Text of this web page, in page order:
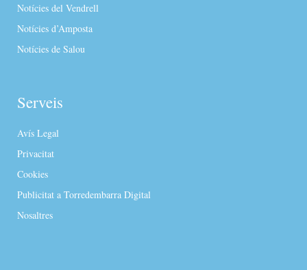
Notícies del Vendrell
Notícies d’Amposta
Notícies de Salou
Serveis
Avís Legal
Privacitat
Cookies
Publicitat a Torredembarra Digital
Nosaltres